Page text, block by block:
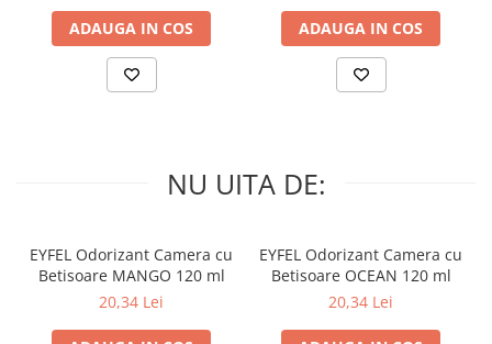
ADAUGA IN COS ADAUGA IN COS
NU UITA DE:
EYFEL Odorizant Camera cu
Betisoare MANGO 120 ml
20,34 Lei
EYFEL Odorizant Camera cu
Betisoare OCEAN 120 ml
20,34 Lei